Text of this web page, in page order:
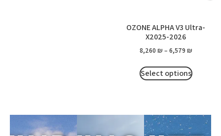
OZONE ALPHA V3 Ultra-
X2025-2026
6,579 ₪
–
8,260 ₪
Select options